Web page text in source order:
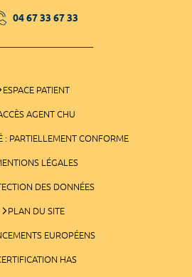
04 67 33 67 33
ESPACE PATIENT
AGENT CHU
: PARTIELLEMENT CONFORME
LÉGALES
DES DONNÉES
PLAN DU SITE
EUROPÉENS
HAS